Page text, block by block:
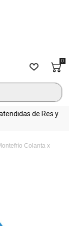
0
de Res y
Colanta x